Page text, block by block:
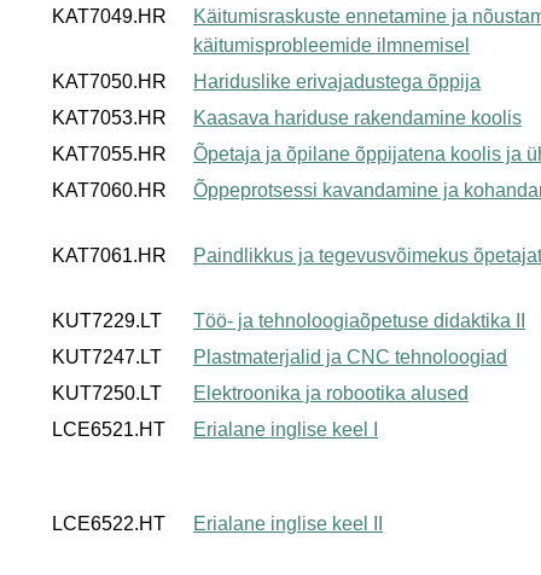
KAT7049.HR
Käitumisraskuste ennetamine ja
käitumisprobleemide ilmnemisel
KAT7050.HR
Hariduslike erivajadustega õppija
KAT7053.HR
Kaasava hariduse rakendamine koolis
KAT7055.HR
Õpetaja ja õpilane õppijatena koolis ja
KAT7060.HR
Õppeprotsessi kavandamine ja
KAT7061.HR Paindlikkus ja tegevusvõimekus
KUT7229.LT
Töö- ja tehnoloogiaõpetuse didaktika II
KUT7247.LT
Plastmaterjalid ja CNC tehnoloogiad
KUT7250.LT
Elektroonika ja robootika alused
LCE6521.HT
Erialane inglise keel I
LCE6522.HT Erialane inglise keel II